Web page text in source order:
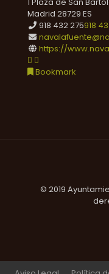
Madrid 28729 ES
918 432 275918
https://
Bookmark
© 2019